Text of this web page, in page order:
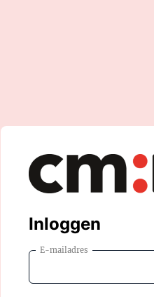
Inloggen
E-mailadres